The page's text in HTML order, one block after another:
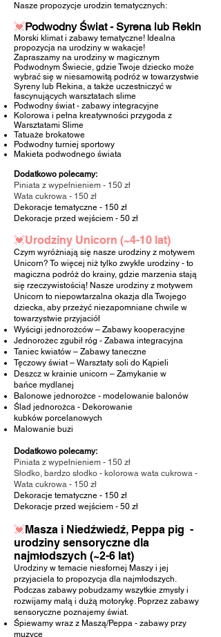
Nasze propozycje urodzin tematycznych:
💓Podwodny Świat - Syrena lub Rekin
Morski klimat i zabawy tematyczne! Idealna
propozycja na urodziny w wakacje!
Zapraszamy na urodziny w magicznym
Podwodnym Świecie, gdzie Twoje dziecko może
wybrać się w niesamowitą podróż w towarzystwie
Syreny lub Rekina, a także uczestniczyć w
fascynujących warsztatach slime
Podwodny świat - zabawy integracyjne
Kolorowa i pełna kreatywności przygoda z
Warsztatami Slime
Tatuaże brokatowe
Podwodny turniej sportowy
Makieta podwodnego świata
Dodatkowo polecamy:
Piniata z wypełnieniem - 150 zł
Wata cukrowa - 150 zł
Dekoracje tematyczne - 150 zł
Dekoracje przed wejściem - 50 zł
💓Urodziny Unicorn (~4-10 lat)
Czym wyróżniają się nasze urodziny z motywem
Unicorn? To więcej niż tylko zwykłe urodziny - to
magiczna podróż do krainy, gdzie marzenia stają
się rzeczywistością! Nasze urodziny z motywem
Unicorn to niepowtarzalna okazja dla Twojego
dziecka, aby przeżyć niezapomniane chwile w
towarzystwie przyjaciół
Wyścigi jednorożców – Zabawy kooperacyjne
Jednorożec zgubił róg - Zabawa integracyjna
Taniec kwiatów – Zabawy taneczne
Tęczowy świat – Warsztaty soli do Kąpieli
Deszcz w krainie unicorn – Zamykanie w
bańce mydlanej
Balonowe jednorożce - modelowanie balonów
Ślad jednorożca - Dekorowanie
kubków porcelanowych
Malowanie buzi
Dodatkowo polecamy:
Piniata z wypełnieniem - 150 zł
Słodko, bardzo słodko - kolorowa wata cukrowa -
Wata cukrowa - 150 zł
Dekoracje tematyczne - 150 zł
Dekoracje przed wejściem - 50 zł
💓Masza i Niedźwiedź, Peppa pig -
urodziny sensoryczne dla
najmłodszych (~2-6 lat)
Urodziny w temacie niesfornej Maszy i jej
przyjaciela to propozycja dla najmłodszych.
Podczas zabawy pobudzamy wszytkie zmysły i
rozwijamy małą i dużą motorykę. Poprzez zabawy
sensoryczne poznajemy świat.
Śpiewamy wraz z Maszą/Peppa - zabawy przy
muzyce